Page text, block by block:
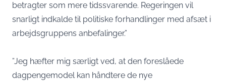
betragter som mere tidssvarende. Regeringen vil
snarligt indkalde til politiske forhandlinger med afsæt i
arbejdsgruppens anbefalinger.”
”Jeg hæfter mig særligt ved, at den foreslåede
dagpengemodel kan håndtere de nye